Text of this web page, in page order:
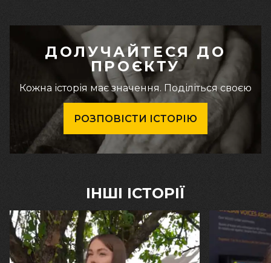
ДОЛУЧАЙТЕСЯ ДО
ПРОЄКТУ
Кожна історія має значення. Поділіться своєю
РОЗПОВІСТИ ІСТОРІЮ
ІНШІ ІСТОРІЇ